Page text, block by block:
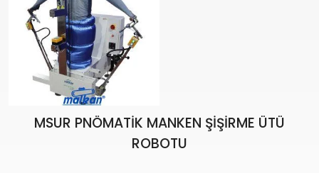
MSUR PNÖMATİK MANKEN ŞİŞİRME ÜTÜ
ROBOTU